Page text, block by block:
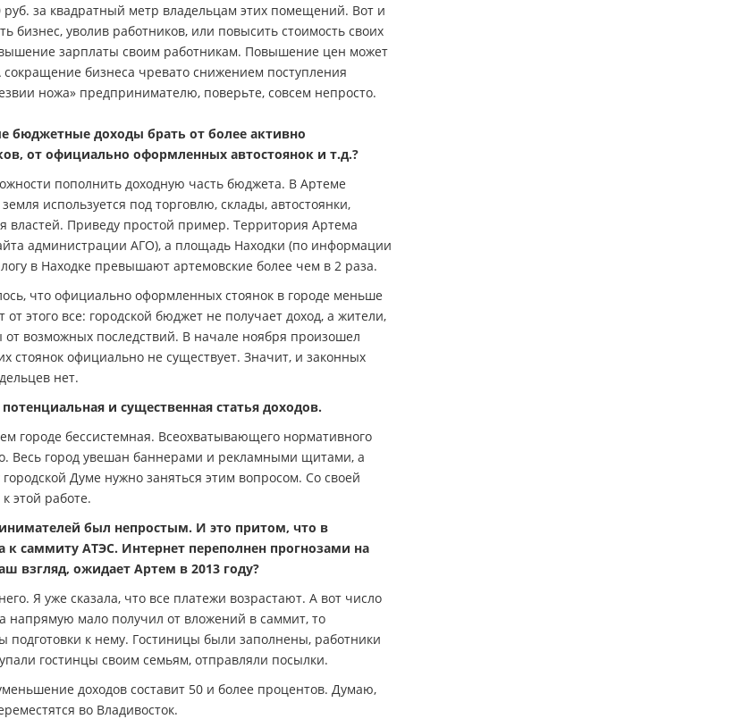
за квадратный метр владельцам этих помещений. Вот и
бизнес, уволив работников, или повысить стоимость своих
зарплаты своим работникам. Повышение цен может
сокращение бизнеса чревато снижением поступления
ножа» предпринимателю, поверьте, совсем непросто.
бюджетные доходы брать от более активно
от официально оформленных автостоянок и т.д.?
пополнить доходную часть бюджета. В Артеме
используется под торговлю, склады, автостоянки,
властей. Приведу простой пример. Территория Артема
администрации АГО), а площадь Находки (по информации
в Находке превышают артемовские более чем в 2 раза.
что официально оформленных стоянок в городе меньше
этого все: городской бюджет не получает доход, а жители,
возможных последствий. В начале ноября произошел
стоянок официально не существует. Значит, и законных
нет.
и существенная статья доходов.
городе бессистемная. Всеохватывающего нормативного
Весь город увешан баннерами и рекламными щитами, а
Думе нужно заняться этим вопросом. Со своей
этой работе.
был непростым. И это притом, что в
саммиту АТЭС. Интернет переполнен прогнозами на
взгляд, ожидает Артем в 2013 году?
Я уже сказала, что все платежи возрастают. А вот число
напрямую мало получил от вложений в саммит, то
подготовки к нему. Гостиницы были заполнены, работники
гостинцы своим семьям, отправляли посылки.
доходов составит 50 и более процентов. Думаю,
во Владивосток.